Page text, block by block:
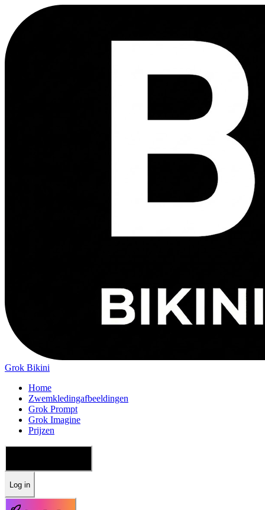
Grok Bikini
Home
Zwemkledingafbeeldingen
Grok Prompt
Grok Imagine
Prijzen
Log in